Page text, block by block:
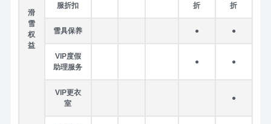
滑
雪
权
益
服折扣
折
折
雪具保养 ● ●
VIP度假
助理服务
● ●
VIP更衣
室
●